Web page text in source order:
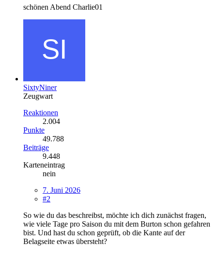
schönen Abend Charlie01
SixtyNiner
Zeugwart
Reaktionen
2.004
Punkte
49.788
Beiträge
9.448
Karteneintrag
nein
7. Juni 2026
#2
So wie du das beschreibst, möchte ich dich zunächst fragen,
wie viele Tage pro Saison du mit dem Burton schon gefahren
bist. Und hast du schon geprüft, ob die Kante auf der
Belagseite etwas übersteht?